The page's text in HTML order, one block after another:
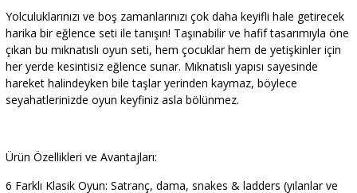
Yolculuklarınızı ve boş zamanlarınızı çok daha keyifli hale getirecek
harika bir eğlence seti ile tanışın! Taşınabilir ve hafif tasarımıyla öne
çıkan bu mıknatıslı oyun seti, hem çocuklar hem de yetişkinler için
her yerde kesintisiz eğlence sunar. Mıknatıslı yapısı sayesinde
hareket halindeyken bile taşlar yerinden kaymaz, böylece
seyahatlerinizde oyun keyfiniz asla bölünmez.
Ürün Özellikleri ve Avantajları:
6 Farklı Klasik Oyun: Satranç, dama, snakes & ladders (yılanlar ve